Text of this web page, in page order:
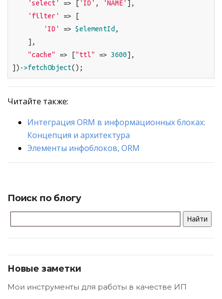
'select'
=> [ 'ID' , 'NAME' ],
'filter'
=> [
'ID'
=> $elementId ,
    ],
"cache"
=> ["ttl" => 3600],
]) ->fetchObject();
Читайте также:
Интеграция ORM в информационных блоках:
Концепция и архитектура
Элементы инфоблоков, ORM
Поиск по блогу
Новые заметки
Мои инструменты для работы в качестве ИП